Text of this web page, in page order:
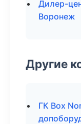
Дилер-
Воронеж
Другие
ГК Box